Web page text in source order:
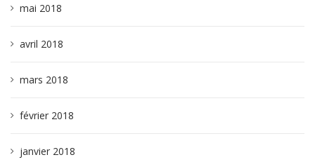
mai 2018
avril 2018
mars 2018
février 2018
janvier 2018